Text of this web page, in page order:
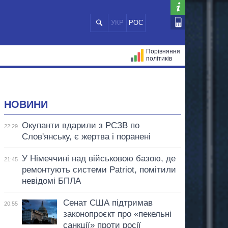
УКР РОС
Порівняння
політиків
НОВИНИ
22:29
Окупанти вдарили з РСЗВ по
Слов'янську, є жертва і поранені
21:45
У Німеччині над військовою базою, де
ремонтують системи Patriot, помітили
невідомі БПЛА
20:55
Сенат США підтримав
законопроєкт про «пекельні
санкції» проти росії